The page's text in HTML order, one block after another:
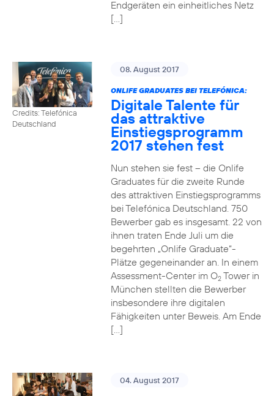
Endgeräten ein einheitliches Netz
[…]
Credits: Telefónica
Deutschland
08. August 2017
ONLIFE GRADUATES BEI TELEFÓNICA:
Digitale Talente für
das attraktive
Einstiegsprogramm
2017 stehen fest
Nun stehen sie fest – die Onlife
Graduates für die zweite Runde
des attraktiven Einstiegsprogramms
bei Telefónica Deutschland. 750
Bewerber gab es insgesamt. 22 von
ihnen traten Ende Juli um die
begehrten „Onlife Graduate“-
Plätze gegeneinander an. In einem
Assessment-Center im O2Tower in
München stellten die Bewerber
insbesondere ihre digitalen
Fähigkeiten unter Beweis. Am Ende
[…]
04. August 2017